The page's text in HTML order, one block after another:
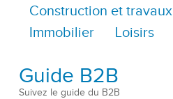
Construction et travaux
Immobilier
Loisirs
Guide B2B
Suivez le guide du B2B